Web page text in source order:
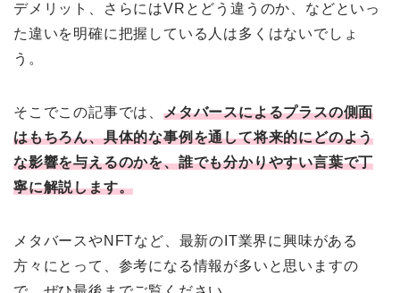
デメリット、さらにはVRとどう違うのか、などといっ
た違いを明確に把握している人は多くはないでしょ
う。
そこでこの記事では、 メタバースによるプラスの側面
はもちろん、具体的な事例を通して将来的にどのよう
な影響を与えるのかを、誰でも分かりやすい言葉で丁
寧に解説します。
メタバースやNFTなど、最新のIT業界に興味がある
方々にとって、参考になる情報が多いと思いますの